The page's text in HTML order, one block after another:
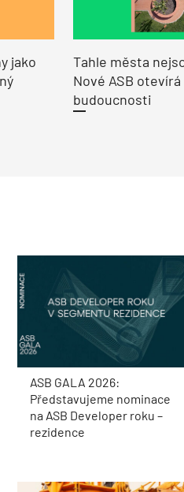
jako
Tahle města
Nové ASB
budoucnosti
ASB GALA 2026:
Představujeme nominace
na ASB Developer roku –
rezidence